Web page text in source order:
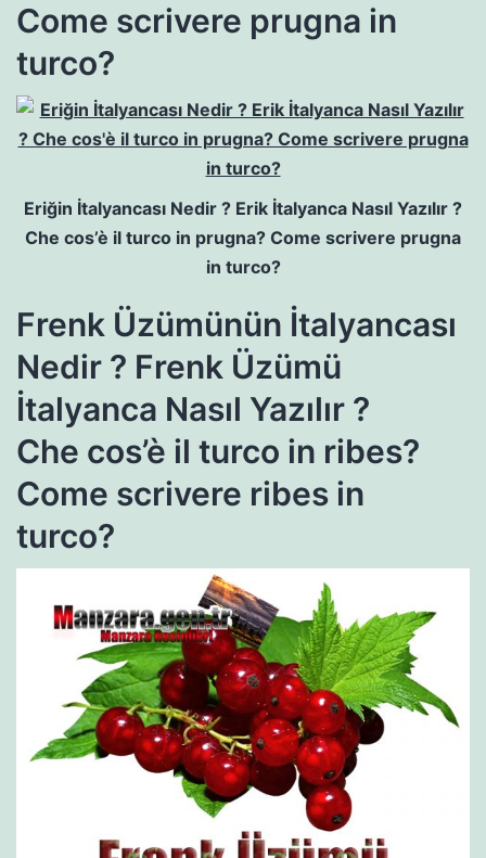
Come scrivere prugna in
turco?
Eriğin İtalyancası Nedir ? Erik İtalyanca Nasıl Yazılır ?
Che cos’è il turco in prugna? Come scrivere prugna
in turco?
Frenk Üzümünün İtalyancası
Nedir ? Frenk Üzümü
İtalyanca Nasıl Yazılır ?
Che cos’è il turco in ribes?
Come scrivere ribes in
turco?